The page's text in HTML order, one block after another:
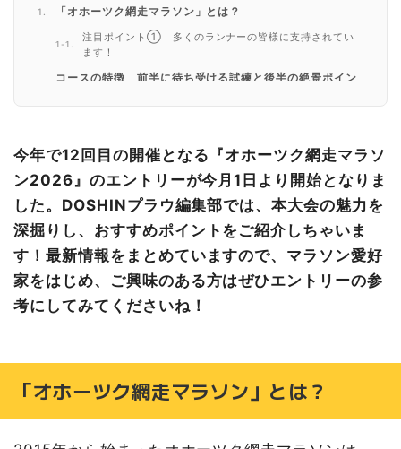
「オホーツク網走マラソン」とは？
注目ポイント① 多くのランナーの皆様に支持されてい
ます！
コースの特徴 前半に待ち受ける試練と後半の絶景ポイン
注目ポイント② 能取岬から知床連山を望む絶景ポイン
ト！
注目ポイント③ ゴール地点では260万本のひまわりが
お出迎え！
ランナーの完走を後押しする「元気（エイド）ステーショ
ン」はココが凄い！
注目ポイント④ 地元の特産品が充実！
ゴール後のおもてなし・豪華な参加賞＆チャンス！
注目ポイント⑤ 『ＪＡＬホノルルマラソン』への参加
今年で12回目の開催となる『オホーツク網走マラソ
ン2026』のエントリーが今月1日より開始となりま
した。DOSHINプラウ編集部では、本大会の魅力を
深掘りし、おすすめポイントをご紹介しちゃいま
す！最新情報をまとめていますので、マラソン愛好
家をはじめ、ご興味のある方はぜひエントリーの参
考にしてみてくださいね！
「オホーツク網走マラソン」とは？